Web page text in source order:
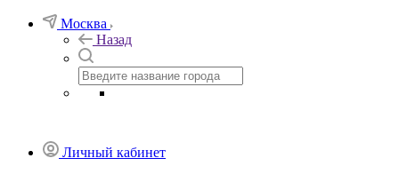
Москва
Назад
Личный кабинет